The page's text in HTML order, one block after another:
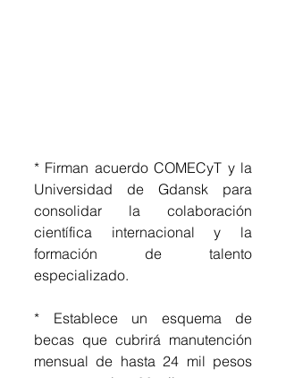
* Firman acuerdo COMECyT y la
Universidad de Gdansk para
consolidar la colaboración
científica internacional y la
formación de talento
especializado.
* Establece un esquema de
becas que cubrirá manutención
mensual de hasta 24 mil pesos